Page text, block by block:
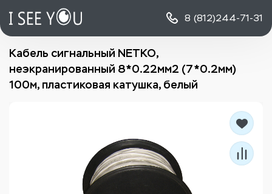
8 (812)244-71-31
Кабель сигнальный NETKO,
неэкранированный 8*0.22мм2 (7*0.2мм)
100м, пластиковая катушка, белый